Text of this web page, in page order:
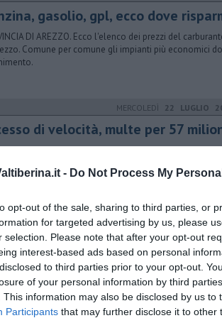
- Do Not Process My
opt-out of the sale, sharing to third parties, or
for targeted advertising by us, please
selection. Please note that after your opt-out
interest-based ads based on personal
to third parties prior to your opt-out.
of your personal information by third
This information may also be disclosed by us to
Participants that may further disclose it to other
gasolio, gpl, ecco dove
DI AREZZO. Ecco l'elenco dei prezzi del
Comune per comune gli impianti più economici
MERCOLEDÌ 22 LUGLIO
di velocità, multe per 57
Fra tutte le sanzioni elevate in Italia per
Toscana spenti 69 autovelox
la città con più multe da autovelox in
DOMENICA 19 LUGLIO
le offerte di lavoro in provincia
Ecco le opportunità proposte dai Centri Impiego di
lavori a tempo indeterminato e determinato ed